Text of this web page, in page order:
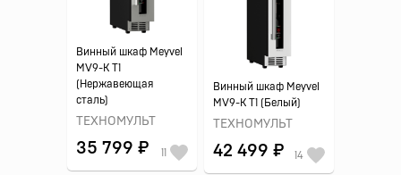
Винный шкаф Meyvel
MV9-K T1
(Нержавеющая
сталь)
ТЕХНОМУЛЬТ
35 799 ₽ 11
Винный шкаф Meyvel
MV9-K T1 (Белый)
ТЕХНОМУЛЬТ
42 499 ₽ 14